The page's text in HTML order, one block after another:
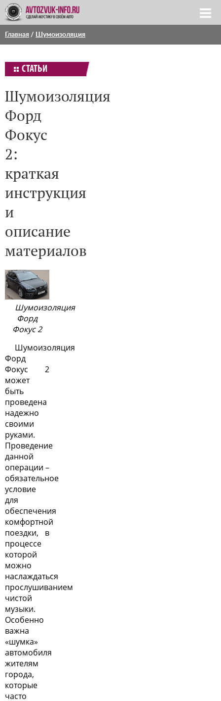
Главная / Шумоизоляция
СТАТЬИ
Шумоизоляция
Форд
Фокус
2:
краткая
инструкция
и
описание
материалов
Шумоизоляция
Форд
Фокус 2
Шумоизоляция
Форд
Фокус 2
может
быть
проведена
надежно
своими
руками.
Проведение
данной
операции –
обязательное
условие
для
обеспечения
комфортной
поездки, в
процессе
которой
можно
наслаждаться
прослушиванием
чистой
музыки.
Особенно
важна
«шумка»
автомобиля
жителям
города,
которые
часто